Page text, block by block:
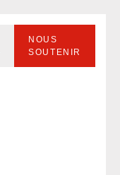
NOUS
SOUTENIR